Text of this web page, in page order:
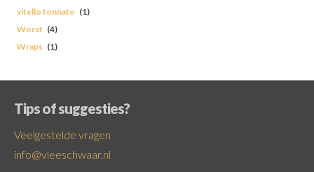
vitello tonnato (1)
Worst (4)
Wraps (1)
Tips of suggesties?
Veelgestelde vragen
info@vleeschwaar.nl